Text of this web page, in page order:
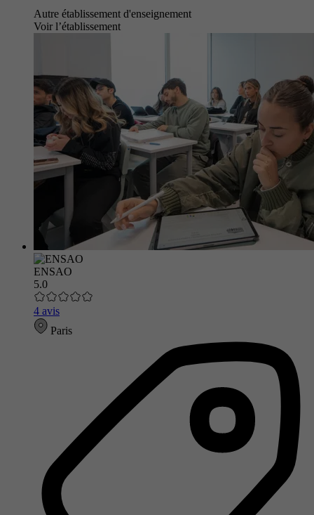
Autre établissement d'enseignement
Voir l’établissement
ENSAO
5.0
4 avis
Paris